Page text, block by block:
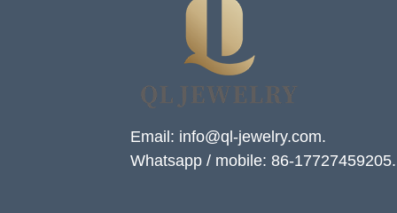
Email: info@ql-jewelry.com.
Whatsapp / mobile: 86-17727459205.